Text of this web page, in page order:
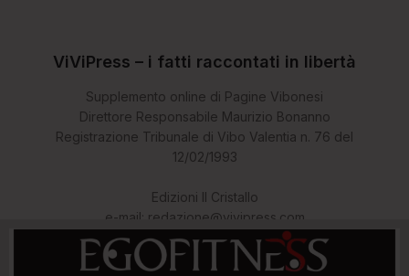
ViViPress – i fatti raccontati in libertà
Supplemento online di Pagine Vibonesi
Direttore Responsabile Maurizio Bonanno
Registrazione Tribunale di Vibo Valentia n. 76 del
12/02/1993
Edizioni Il Cristallo
e-mail: redazione@vivipress.com